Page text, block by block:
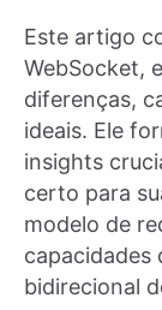
Este artigo
WebSocket,
diferenças,
ideais. Ele
insights
certo para
modelo de
capacidades
bidirecional